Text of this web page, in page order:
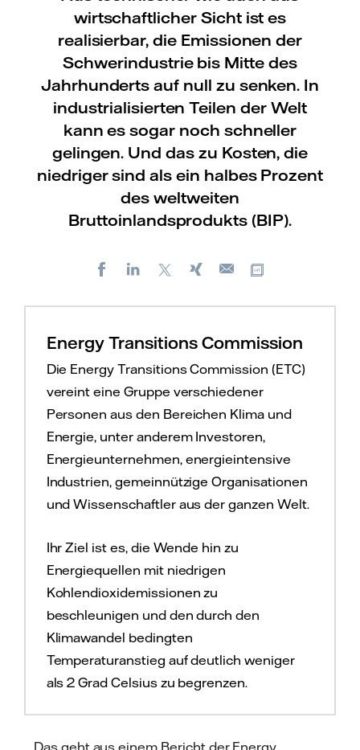
wirtschaftlicher Sicht ist es
realisierbar, die Emissionen der
Schwerindustrie bis Mitte des
Jahrhunderts auf null zu senken. In
industrialisierten Teilen der Welt
kann es sogar noch schneller
gelingen. Und das zu Kosten, die
niedriger sind als ein halbes Prozent
des weltweiten
Bruttoinlandsprodukts (BIP).
FacebookLinkedIn Xing
E-
Energy Transitions Commission
Die Energy Transitions Commission (ETC)
vereint eine Gruppe verschiedener
Personen aus den Bereichen Klima und
Energie, unter anderem Investoren,
Energieunternehmen, energieintensive
Industrien, gemeinnützige Organisationen
und Wissenschaftler aus der ganzen Welt.
Ihr Ziel ist es, die Wende hin zu
Energiequellen mit niedrigen
Kohlendioxidemissionen zu
beschleunigen und den durch den
Klimawandel bedingten
Temperaturanstieg auf deutlich weniger
als 2 Grad Celsius zu begrenzen.
Das geht aus einem Bericht der Energy